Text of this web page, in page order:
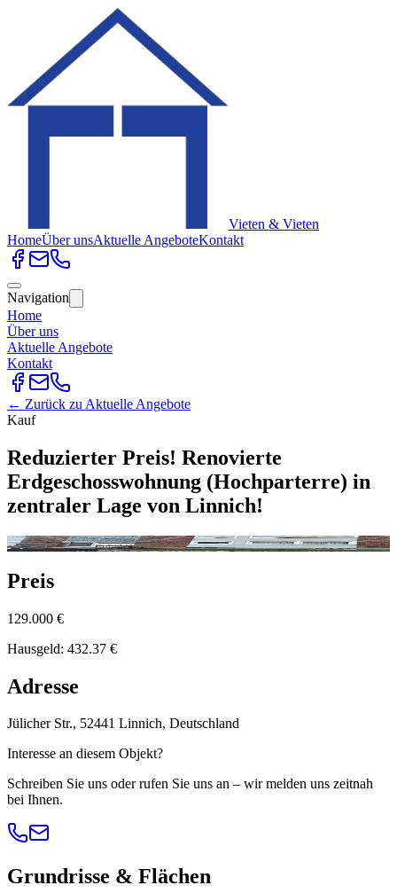
Vieten & Vieten
HomeÜber unsAktuelle AngeboteKontakt
Navigation
Home
Über uns
Aktuelle Angebote
Kontakt
← Zurück zu Aktuelle Angebote
Kauf
Reduzierter Preis! Renovierte
Erdgeschosswohnung (Hochparterre) in
zentraler Lage von Linnich!
Preis
129.000 €
Hausgeld: 432.37 €
Adresse
Jülicher Str., 52441 Linnich, Deutschland
Interesse an diesem Objekt?
Schreiben Sie uns oder rufen Sie uns an – wir melden uns zeitnah
bei Ihnen.
Grundrisse & Flächen